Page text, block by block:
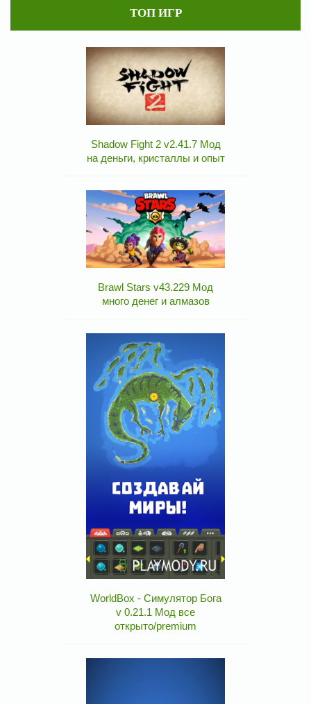
ТОП ИГР
Shadow Fight 2 v2.41.7 Мод
на деньги, кристаллы и опыт
Brawl Stars v43.229 Мод
много денег и алмазов
WorldBox - Симулятор Бога
v 0.21.1 Мод все
открыто/premium